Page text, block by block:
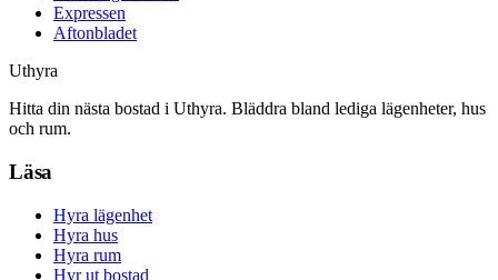
Expressen
Aftonbladet
Uthyra
Hitta din nästa bostad i Uthyra. Bläddra bland lediga lägenheter, hus
och rum.
Läsa
Hyra lägenhet
Hyra hus
Hyra rum
Hyr ut bostad